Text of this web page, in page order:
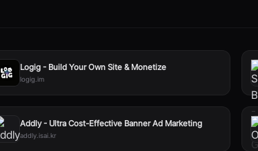
Logig - Build Your Own Site & Monetize
logig.im
Addly - Ultra Cost-Effective Banner Ad Marketing
addly.isai.kr